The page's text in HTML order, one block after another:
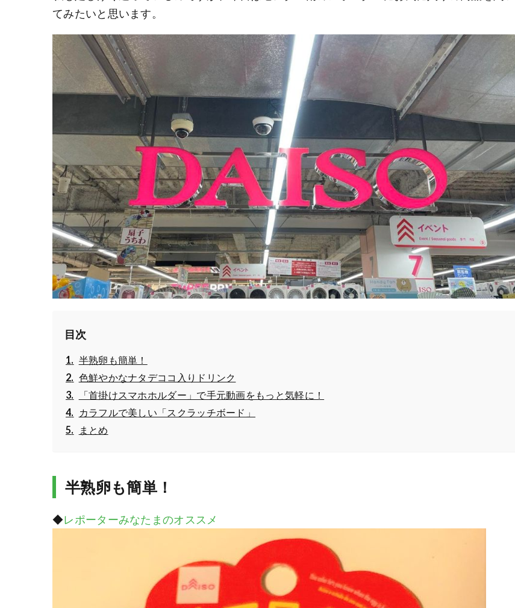
てみたいと思います。
目次
半熟卵も簡単！
色鮮やかなナタデココ入りドリンク
「首掛けスマホホルダー」で手元動画をもっと気軽に！
カラフルで美しい「スクラッチボード」
まとめ
半熟卵も簡単！
◆レポーターみなたまのオススメ